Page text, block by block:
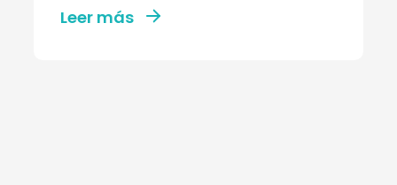
Leer más